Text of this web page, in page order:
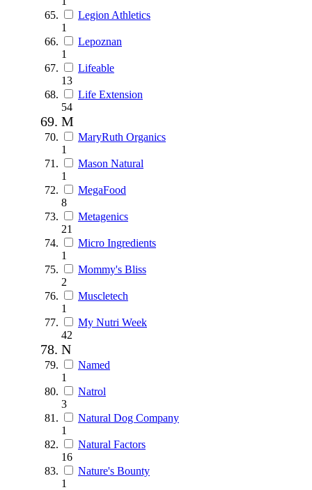
Legion Athletics
1
Lepoznan
1
Lifeable
13
Life Extension
54
M
MaryRuth Organics
1
Mason Natural
1
MegaFood
8
Metagenics
21
Micro Ingredients
1
Mommy's Bliss
2
Muscletech
1
My Nutri Week
42
N
Named
1
Natrol
3
Natural Dog Company
1
Natural Factors
16
Nature's Bounty
1